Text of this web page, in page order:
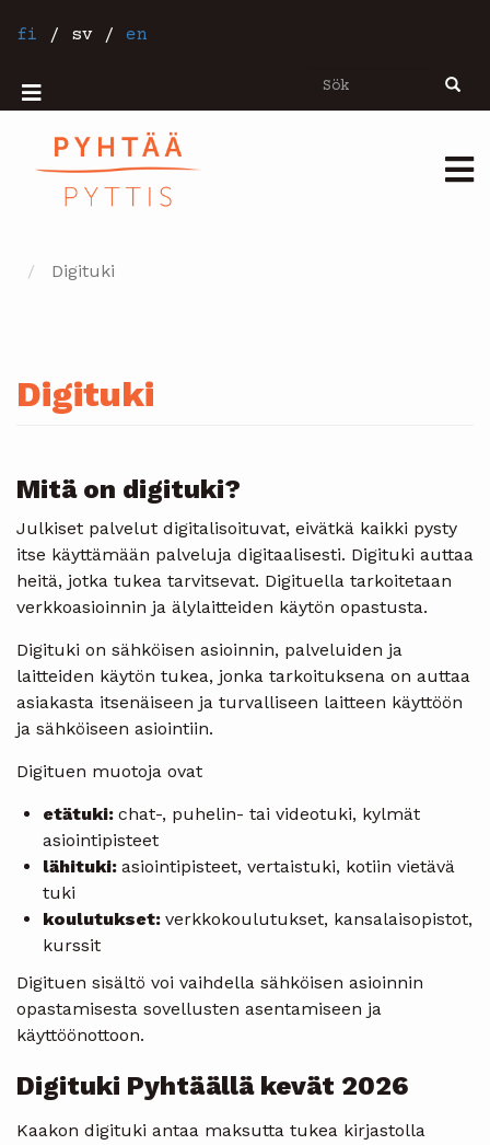
tillfi / sv / en
Sök Sök
Mobiilivalikko
Digituki
Digituki
Mitä on digituki?
Julkiset palvelut digitalisoituvat, eivätkä kaikki pysty
itse käyttämään palveluja digitaalisesti. Digituki auttaa
heitä, jotka tukea tarvitsevat. Digituella tarkoitetaan
verkkoasioinnin ja älylaitteiden käytön opastusta.
Digituki on sähköisen asioinnin, palveluiden ja
laitteiden käytön tukea, jonka tarkoituksena on auttaa
asiakasta itsenäiseen ja turvalliseen laitteen käyttöön
ja sähköiseen asiointiin.
Digituen muotoja ovat
etätuki: chat-, puhelin- tai videotuki, kylmät
asiointipisteet
lähituki: asiointipisteet, vertaistuki, kotiin vietävä
tuki
koulutukset: verkkokoulutukset, kansalaisopistot,
kurssit
Digituen sisältö voi vaihdella sähköisen asioinnin
opastamisesta sovellusten asentamiseen ja
käyttöönottoon.
Digituki Pyhtäällä kevät 2026
Kaakon digituki antaa maksutta tukea kirjastolla